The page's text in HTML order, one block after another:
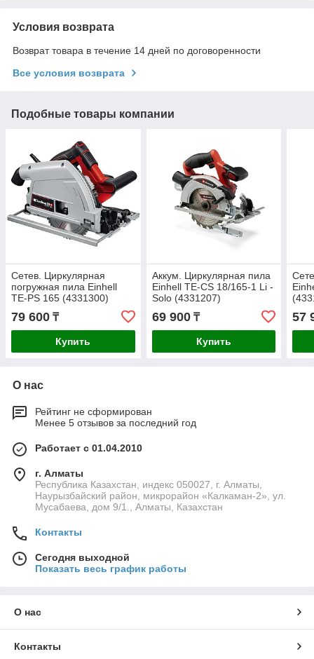
Условия возврата
Возврат товара в течение 14 дней по договоренности
Все условия возврата
Подобные товары компании
Сетев. Циркулярная
погружная пила Einhell
TE-PS 165 (4331300)
79 600 ₸
Купить
Аккум. Циркулярная пила
Einhell TE-CS 18/165-1 Li -
Solo (4331207)
69 900₸
Купить
57
О нас
Рейтинг не сформирован
Менее 5 отзывов за последний год
Работает с 01.04.2010
г. Алматы
Республика Казахстан, индекс 050027, г. Алматы,
Наурызбайский район, микрорайон «Калкаман-2», ул.
Мусабаева, дом 9/1., Алматы, Казахстан
Контакты
Сегодня выходной
Показать весь график работы
О нас
Контакты